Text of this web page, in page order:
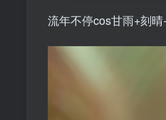
流年不停cos甘雨+刻